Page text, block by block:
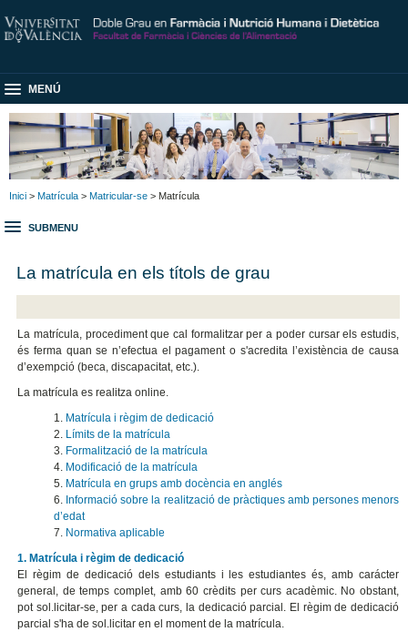
MENÚ
Inici > Matrícula > Matricular-se > Matrícula
SUBMENU
La matrícula en els títols de grau
La matrícula, procediment que cal formalitzar per a poder cursar els estudis,
és ferma quan se n’efectua el pagament o s'acredita l’existència de causa
d’exempció (beca, discapacitat, etc.).
La matrícula es realitza online.
1. Matrícula i règim de dedicació
2. Límits de la matrícula
3. Formalització de la matrícula
4. Modificació de la matrícula
5. Matrícula en grups amb docència en anglés
6. Informació sobre la realització de pràctiques amb persones menors
d’edat
7. Normativa aplicable
1. Matrícula i règim de dedicació
El règim de dedicació dels estudiants i les estudiantes és, amb carácter
general, de temps complet, amb 60 crèdits per curs acadèmic. No obstant,
pot sol.licitar-se, per a cada curs, la dedicació parcial. El règim de dedicació
parcial s'ha de sol.licitar en el moment de la matrícula.